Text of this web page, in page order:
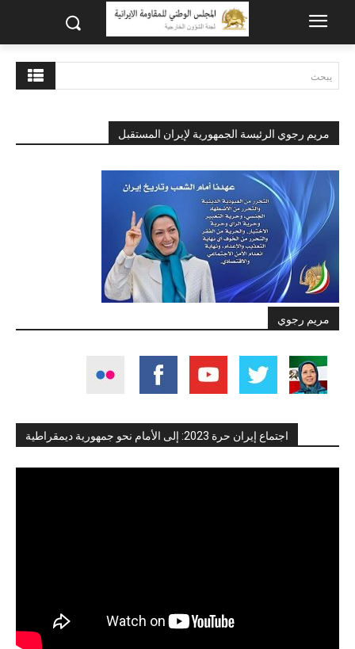
يبحث
مريم رجوي الرئيسة الجمهورية لإيران المستقبل
مريم رجوي
اجتماع إيران حرة 2023: إلى الأمام نحو جمهورية ديمقراطية